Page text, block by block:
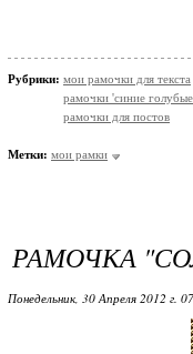
Рубрики: мои рамочки для текста
рамочки 'синие
рамочки для постов
Метки: мои рамки
РАМОЧКА
Понедельник, 30 Апреля 2012 г.